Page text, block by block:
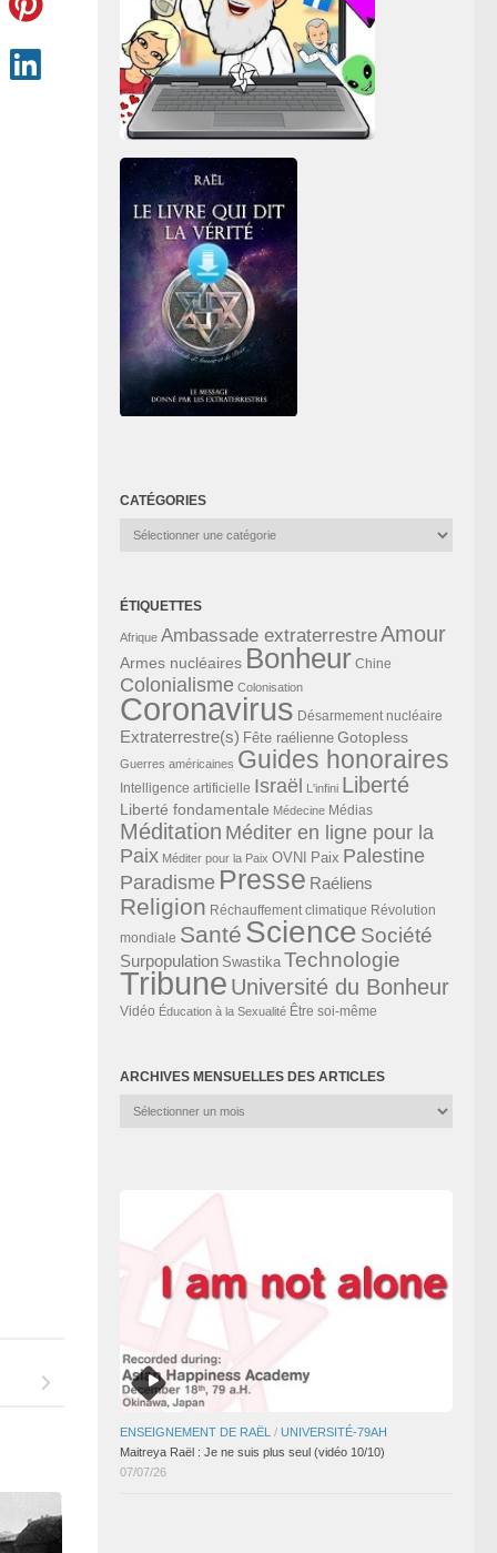
CATÉGORIES
Catégories
ÉTIQUETTES
Afrique Ambassade extraterrestreAmour
Armes nucléaires Bonheur Chine
Colonialisme Colonisation
Coronavirus Désarmement nucléaire
Extraterrestre(s) Fête raélienne Gotopless
Guerres américaines Guides honoraires
Intelligence artificielle Israël L'infini Liberté
Liberté fondamentale Médecine Médias
Méditation Méditer en ligne pour la
Paix Méditer pour la Paix OVNI Paix Palestine
Paradisme Presse Raéliens
Religion Réchauffement climatique Révolution
mondiale Santé Science Société
Surpopulation Swastika Technologie
Tribune Université du Bonheur
Vidéo Éducation à la Sexualité Être soi-même
ARCHIVES MENSUELLES DES ARTICLES
Archives
ENSEIGNEMENT DE RAËL / UNIVERSITÉ-79AH
Maitreya Raël : Je ne suis plus seul (vidéo 10/10)
07/07/26